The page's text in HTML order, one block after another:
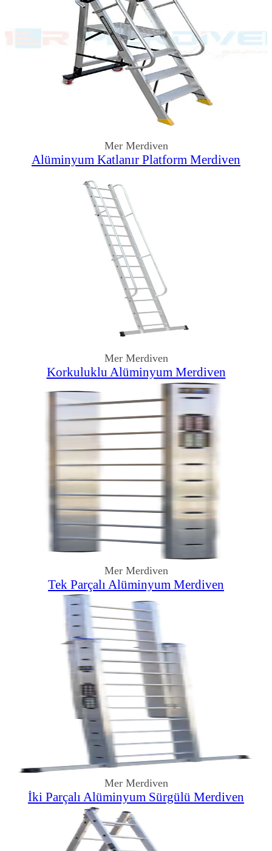
Mer Merdiven
Alüminyum Katlanır Platform Merdiven
Mer Merdiven
Korkuluklu Alüminyum Merdiven
Mer Merdiven
Tek Parçalı Alüminyum Merdiven
Mer Merdiven
İki Parçalı Alüminyum Sürgülü Merdiven